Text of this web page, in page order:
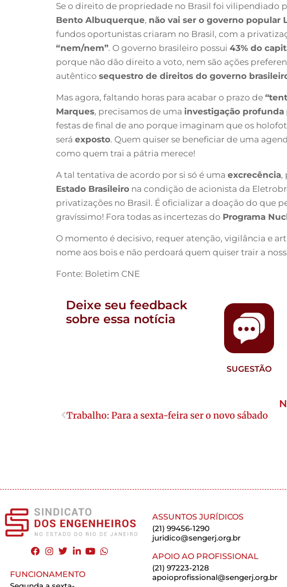
Se o direito de propriedade no Brasil foi vilipendiado
Bento Albuquerque, não vai ser o governo popular
fundos oportunistas criaram no Brasil, com a
“nem/nem”. O governo brasileiro possui 43% do
porque não dão direito a voto, nem são ações
autêntico sequestro de direitos do governo
Mas agora, faltando horas para acabar o prazo de
Marques, precisamos de uma investigação profunda
festas de final de ano porque imaginam que os
será exposto. Quem quiser se beneficiar de uma
como quem trai a pátria merece!
A tal tentativa de acordo por si só é uma excrecência,
Estado Brasileiro na condição de acionista da
privatizações no Brasil. É oficializar a doação do que
gravíssimo! Fora todas as incertezas do Programa
O momento é decisivo, requer atenção, vigilância e
nome aos bois e não perdoará quem quiser trair a
Fonte: Boletim CNE
Deixe seu feedback
sobre essa notícia
SUGESTÃO
Trabalho: Para a sexta-feira ser o novo sábado
FUNCIONAMENTO
ASSUNTOS JURÍDICOS
(21) 99456-1290
juridico@sengerj.org.br
APOIO AO PROFISSIONAL
(21) 97223-2128
apoioprofissional@sengerj.org.br